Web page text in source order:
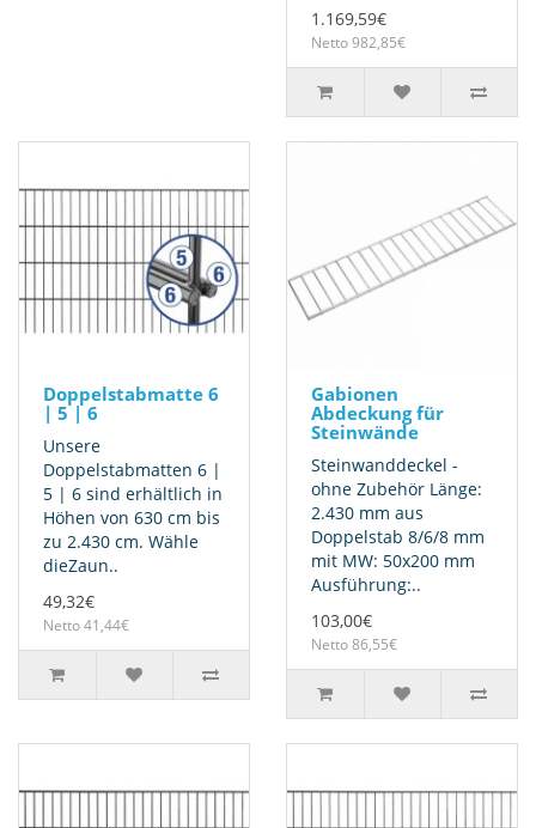
1.169,59€
Netto 982,85€
Doppelstabmatte 6
| 5 | 6
Unsere
Doppelstabmatten 6 |
5 | 6 sind erhältlich in
Höhen von 630 cm bis
zu 2.430 cm. Wähle
dieZaun..
49,32€
Netto 41,44€
Gabionen
Abdeckung für
Steinwände
Steinwanddeckel -
ohne Zubehör Länge:
2.430 mm aus
Doppelstab 8/6/8 mm
mit MW: 50x200 mm
Ausführung:..
103,00€
Netto 86,55€